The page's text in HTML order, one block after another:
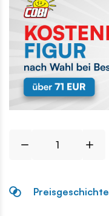
Preisgeschichte